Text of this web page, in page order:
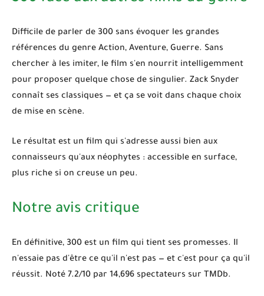
Difficile de parler de 300 sans évoquer les grandes
références du genre Action, Aventure, Guerre. Sans
chercher à les imiter, le film s'en nourrit intelligemment
pour proposer quelque chose de singulier. Zack Snyder
connaît ses classiques — et ça se voit dans chaque choix
de mise en scène.
Le résultat est un film qui s'adresse aussi bien aux
connaisseurs qu'aux néophytes : accessible en surface,
plus riche si on creuse un peu.
Notre avis critique
En définitive, 300 est un film qui tient ses promesses. Il
n'essaie pas d'être ce qu'il n'est pas — et c'est pour ça qu'il
réussit. Noté 7.2/10 par 14,696 spectateurs sur TMDb.